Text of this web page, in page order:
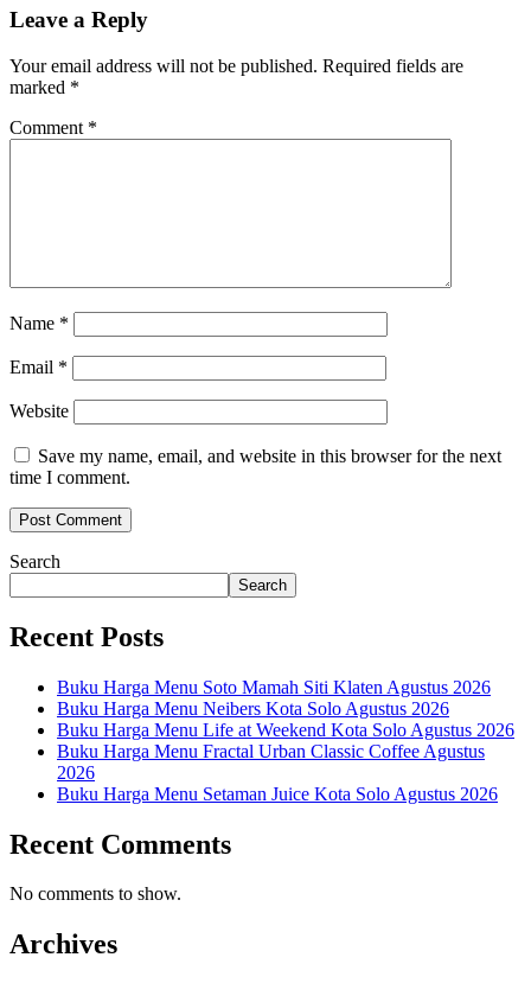
Leave a Reply
Your email address will not be published. Required fields are
marked *
Comment *
Name *
Email *
Website
Save my name, email, and website in this browser for the next
time I comment.
Search
Search
Recent Posts
Buku Harga Menu Soto Mamah Siti Klaten Agustus 2026
Buku Harga Menu Neibers Kota Solo Agustus 2026
Buku Harga Menu Life at Weekend Kota Solo Agustus 2026
Buku Harga Menu Fractal Urban Classic Coffee Agustus
2026
Buku Harga Menu Setaman Juice Kota Solo Agustus 2026
Recent Comments
No comments to show.
Archives